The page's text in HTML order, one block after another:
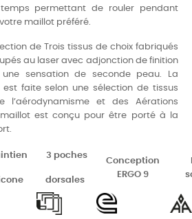
permettant de rouler pendant
maillot préféré.
de Trois tissus de choix fabriqués
au laser avec adjonction de finition
sensation de seconde peau. La
faite selon une sélection de tissus
l’aérodynamisme et des Aérations
maillot est conçu pour être porté à la
3 poches
dorsales
Conception
ERGO 9